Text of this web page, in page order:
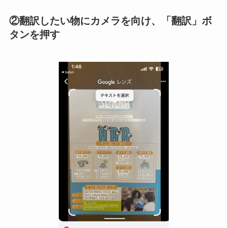
②翻訳したい物にカメラを向け、「翻訳」ボ
タンを押す